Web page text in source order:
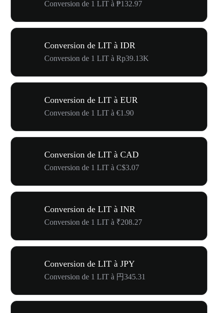
Conversion de 1 LIT à ₱132.97
Conversion de LIT à IDR
Conversion de 1 LIT à Rp39.13K
Conversion de LIT à EUR
Conversion de 1 LIT à €1.90
Conversion de LIT à CAD
Conversion de 1 LIT à C$3.07
Conversion de LIT à INR
Conversion de 1 LIT à ₹208.27
Conversion de LIT à JPY
Conversion de 1 LIT à 円345.31